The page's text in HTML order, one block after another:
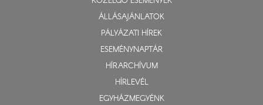
ÁLLÁSAJÁNLATOK
PÁLYÁZATI HÍREK
ESEMÉNYNAPTÁR
HÍRARCHÍVUM
HÍRLEVÉL
EGYHÁZMEGYÉNK